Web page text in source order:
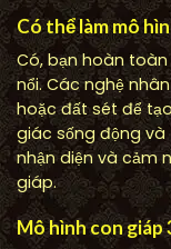
Có thể làm mô
Có, bạn hoàn
nổi. Các nghệ
hoặc đất sét để
giác sống động
nhận diện và cảm
giáp.
Mô hình con giáp